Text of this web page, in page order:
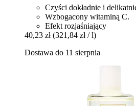
Czyści dokładnie i
Wzbogacony witaminą C.
Efekt rozjaśniający
40,23 zł (321,84 zł / l)
Dostawa do 11 sierpnia